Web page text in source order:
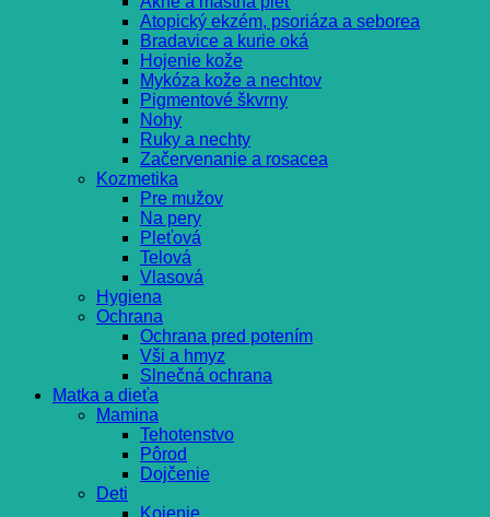
Atopický ekzém, psoriáza a seborea
Bradavice a kurie oká
Hojenie kože
Mykóza kože a nechtov
Pigmentové škvrny
Nohy
Ruky a nechty
Začervenanie a rosacea
Kozmetika
Pre mužov
Na pery
Pleťová
Telová
Vlasová
Hygiena
Ochrana
Ochrana pred potením
Vši a hmyz
Slnečná ochrana
Matka a dieťa
Mamina
Tehotenstvo
Pôrod
Dojčenie
Deti
Kojenie